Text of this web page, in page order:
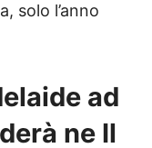
solo l’anno
ad
ne Il